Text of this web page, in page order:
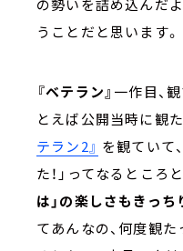
うことだと思います。
『ベテラン』 一作目、
とえば公開当時に観
テラン2』 を観ていて
た！」ってなるところ
は」の楽しさもきっち
てあんなの、何度観